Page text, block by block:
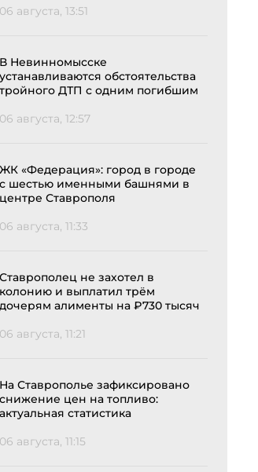
06 августа, 13:51
В Невинномысске
устанавливаются обстоятельства
тройного ДТП с одним погибшим
06 августа, 12:57
ЖК «Федерация»: город в городе
с шестью именными башнями в
центре Ставрополя
06 августа, 11:33
Ставрополец не захотел в
колонию и выплатил трём
дочерям алименты на ₽730 тысяч
06 августа, 11:21
На Ставрополье зафиксировано
снижение цен на топливо:
актуальная статистика
06 августа, 11:15